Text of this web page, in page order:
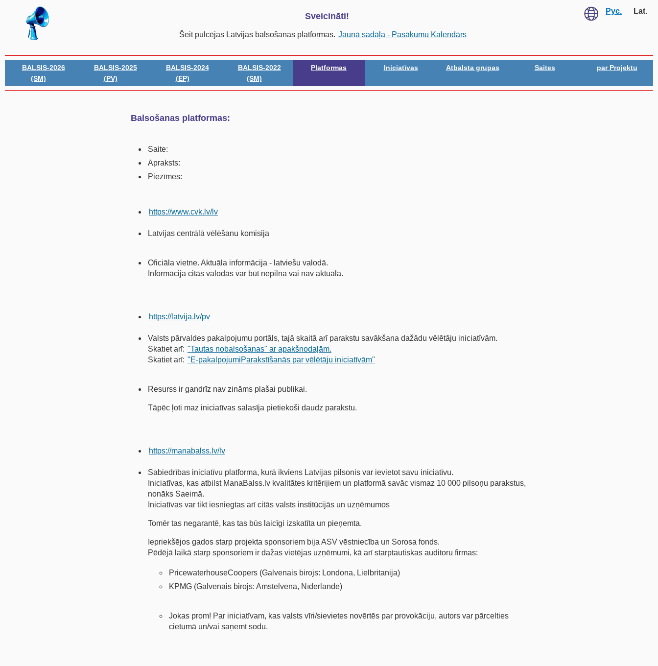
Sveicināti!
Šeit pulcējas Latvijas balsošanas platformas. Jaunā sadāļa - Pasākumu Kalendārs
Рус. Lat.
BALSIS-2026
(SM)
BALSIS-2025
(PV)
BALSIS-2024
(EP)
BALSIS-2022
(SM)
Platformas Iniciatīvas Atbalsta grupas Saites par Projektu
Balsošanas platformas:
Saite:
Apraksts:
Piezīmes:
https://www.cvk.lv/lv
Latvijas centrālā vēlēšanu komisija
Oficiāla vietne. Aktuāla informācija - latviešu valodā.
Informācija citās valodās var būt nepilna vai nav aktuāla.
https://latvija.lv/pv
Valsts pārvaldes pakalpojumu portāls, tajā skaitā arī parakstu savākšana dažādu vēlētāju iniciatīvām.
Skatiet arī: "Tautas nobalsošanas" ar apakšnodaļām.
Skatiet arī: "E-pakalpojumiParakstīšanās par vēlētāju iniciatīvām"
Resurss ir gandrīz nav zināms plašai publikai.
Tāpēc ļoti maz iniciatīvas salasīja pietiekoši daudz parakstu.
https://manabalss.lv/lv
Sabiedrības iniciatīvu platforma, kurā ikviens Latvijas pilsonis var ievietot savu iniciatīvu.
Iniciatīvas, kas atbilst ManaBalss.lv kvalitātes kritērijiem un platformā savāc vismaz 10 000 pilsoņu parakstus,
nonāks Saeimā.
Iniciatīvas var tikt iesniegtas arī citās valsts institūcijās un uzņēmumos
Tomēr tas negarantē, kas tas būs laicīgi izskatīta un pieņemta.
Iepriekšējos gados starp projekta sponsoriem bija ASV vēstniecība un Sorosa fonds.
Pēdējā laikā starp sponsoriem ir dažas vietējas uzņēmumi, kā arī starptautiskas auditoru firmas:
PricewaterhouseCoopers (Galvenais birojs: Londona, Lielbritanija)
KPMG (Galvenais birojs: Amstelvēna, Nīderlande)
Jokas prom! Par iniciatīvam, kas valsts vīri/sievietes novērtēs par provokāciju, autors var pārcelties
cietumā un/vai saņemt sodu.